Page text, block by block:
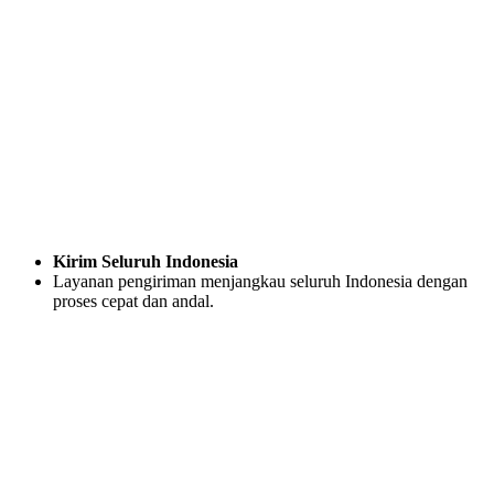
Kirim Seluruh Indonesia
Layanan pengiriman menjangkau seluruh Indonesia dengan
proses cepat dan andal.